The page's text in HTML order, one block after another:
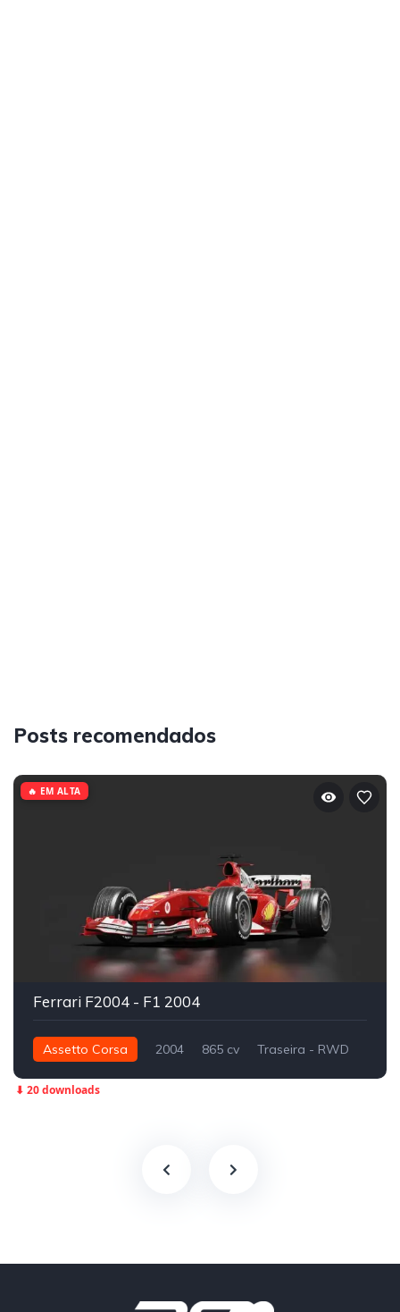
Posts recomendados
Ferrari F2004 - F1 2004
Assetto Corsa 2004 865 cv
Traseira - RWD
🔥 EM ALTA
⬇ 20 downloads